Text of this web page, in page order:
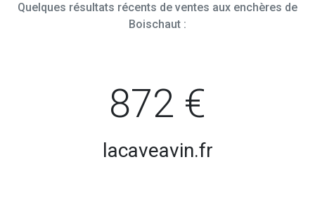
Quelques résultats récents de ventes aux enchères de
Boischaut :
872 €
lacaveavin.fr